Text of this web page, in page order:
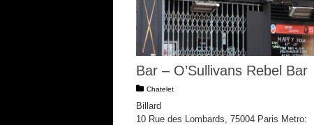
Bar – O’Sullivans Rebel Bar
Chatelet
Billard
10 Rue des Lombards, 75004 Paris Metro: